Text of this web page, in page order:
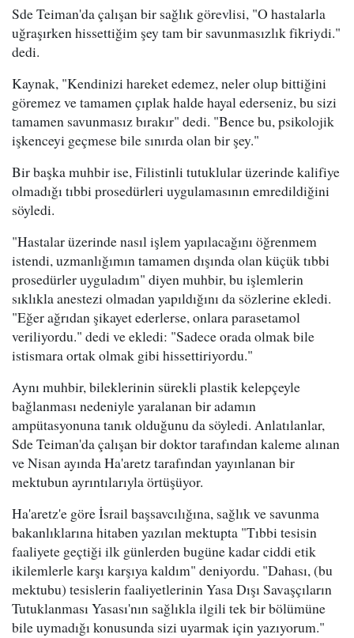
Sde Teiman'da çalışan bir sağlık görevlisi, "O hastalarla
uğraşırken hissettiğim şey tam bir savunmasızlık fikriydi."
dedi.
Kaynak, "Kendinizi hareket edemez, neler olup bittiğini
göremez ve tamamen çıplak halde hayal ederseniz, bu sizi
tamamen savunmasız bırakır" dedi. "Bence bu, psikolojik
işkenceyi geçmese bile sınırda olan bir şey."
Bir başka muhbir ise, Filistinli tutuklular üzerinde kalifiye
olmadığı tıbbi prosedürleri uygulamasının emredildiğini
söyledi.
"Hastalar üzerinde nasıl işlem yapılacağını öğrenmem
istendi, uzmanlığımın tamamen dışında olan küçük tıbbi
prosedürler uyguladım" diyen muhbir, bu işlemlerin
sıklıkla anestezi olmadan yapıldığını da sözlerine ekledi.
"Eğer ağrıdan şikayet ederlerse, onlara parasetamol
veriliyordu." dedi ve ekledi: "Sadece orada olmak bile
istismara ortak olmak gibi hissettiriyordu."
Aynı muhbir, bileklerinin sürekli plastik kelepçeyle
bağlanması nedeniyle yaralanan bir adamın
ampütasyonuna tanık olduğunu da söyledi. Anlatılanlar,
Sde Teiman'da çalışan bir doktor tarafından kaleme alınan
ve Nisan ayında Ha'aretz tarafından yayınlanan bir
mektubun ayrıntılarıyla örtüşüyor.
Ha'aretz'e göre İsrail başsavcılığına, sağlık ve savunma
bakanlıklarına hitaben yazılan mektupta "Tıbbi tesisin
faaliyete geçtiği ilk günlerden bugüne kadar ciddi etik
ikilemlerle karşı karşıya kaldım" deniyordu. "Dahası, (bu
mektubu) tesislerin faaliyetlerinin Yasa Dışı Savaşçıların
Tutuklanması Yasası'nın sağlıkla ilgili tek bir bölümüne
bile uymadığı konusunda sizi uyarmak için yazıyorum."